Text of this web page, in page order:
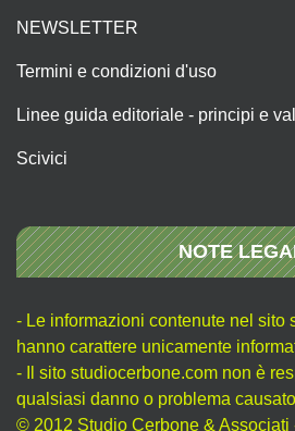
NEWSLETTER
Termini e condizioni d'uso
Linee guida editoriale - principi e
Scivici
NOTE
- Le informazioni contenute nel sito
hanno carattere unicamente
- Il sito studiocerbone.com non è
qualsiasi danno o problema
© 2012 Studio Cerbone & Associati